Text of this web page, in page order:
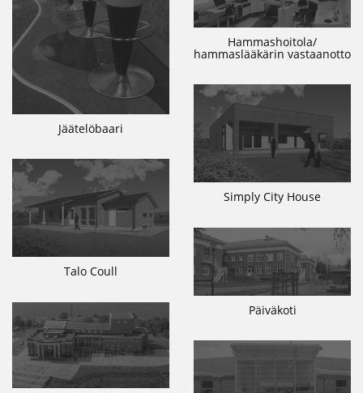
Jäätelöbaari
Hammashoitola/
hammaslääkärin vastaanotto
Simply City House
Talo Coull
Päiväkoti